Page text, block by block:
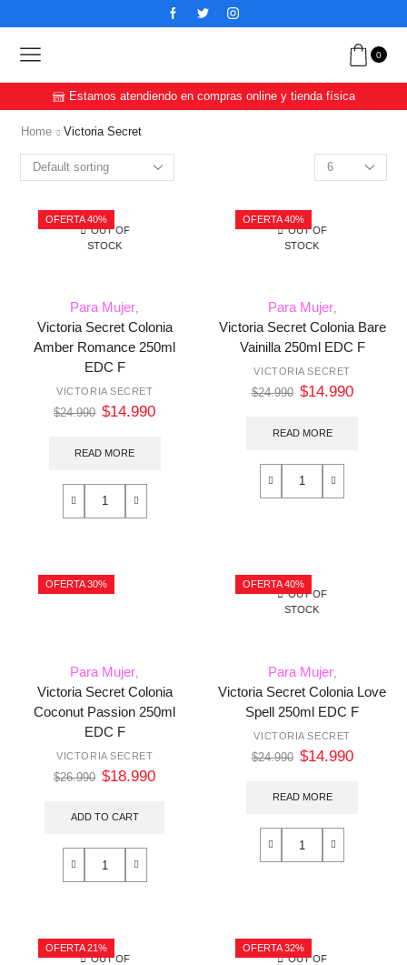
0
Estamos atendiendo en compras online y tienda física
Home Victoria Secret
OFERTA 40%
OUT OF
STOCK
Para Mujer,
Victoria Secret Colonia
Amber Romance 250ml
EDC F
VICTORIA SECRET
$24.990 $14.990
READ MORE
OFERTA 40%
OUT OF
STOCK
Para Mujer,
Victoria Secret Colonia Bare
Vainilla 250ml EDC F
VICTORIA SECRET
$24.990 $14.990
READ MORE
OFERTA 30%
Para Mujer
Victoria Secret Colonia
Coconut Passion 250ml
EDC F
VICTORIA SECRET
$26.990 $18.990
ADD TO CART
OFERTA 40%
OUT OF
STOCK
Para Mujer,
Victoria Secret Colonia Love
Spell 250ml EDC F
VICTORIA SECRET
$24.990 $14.990
READ MORE
OFERTA 21%
OUT OF
OFERTA 32%
OUT OF